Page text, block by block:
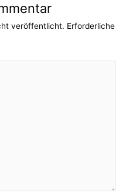
veröffentlicht. Erforderliche